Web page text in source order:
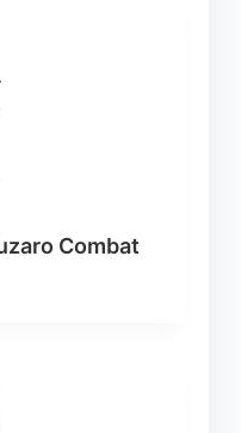
Combat